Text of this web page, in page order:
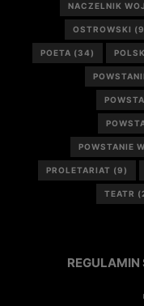
NACZELNIK
OSTROWSKI
POETA (34)
POWSTANIE
PROLETARIAT (9)
TEATR
REGULAMIN